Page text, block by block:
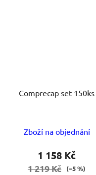
Comprecap set 150ks
Zboží na objednání
1 158 Kč
1 219 Kč (–5 %)